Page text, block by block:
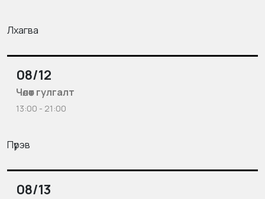
Лхагва
08/12
Чөлөөт гулгалт
13:00 - 21:00
Пүрэв
08/13